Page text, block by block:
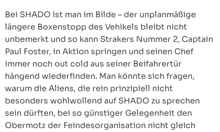
Bei SHADO ist man im Bilde – der unplanmäßige
längere Boxenstopp des Vehikels bleibt nicht
unbemerkt und so kann Strakers Nummer 2, Captain
Paul Foster, in Aktion springen und seinen Chef
immer noch out cold aus seiner Beifahrertür
hängend wiederfinden. Man könnte sich fragen,
warum die Aliens, die rein prinzipiell nicht
besonders wohlwollend auf SHADO zu sprechen
sein dürften, bei so günstiger Gelegenheit den
Obermotz der Feindesorganisation nicht gleich